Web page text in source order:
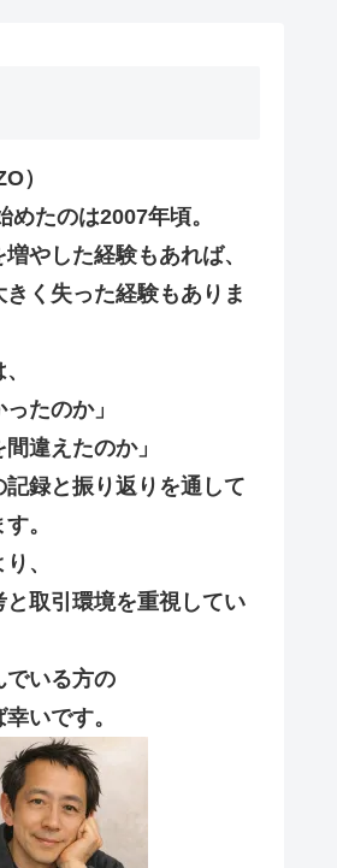
）
めたのは2007年頃。
やした経験もあれば、
く失った経験もありま
たのか」
間違えたのか」
記録と振り返りを通して
。
、
取引環境を重視してい
でいる方の
いです。